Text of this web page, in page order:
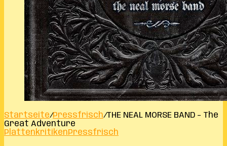
Startseite/Pressfrisch/THE NEAL MORSE BAND – The
Great Adventure
PlattenkritikenPressfrisch